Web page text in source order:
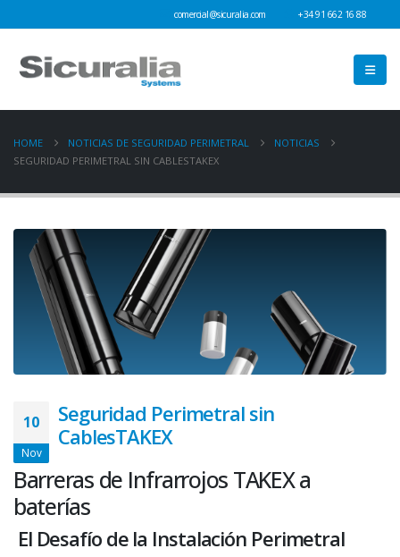
comercial@sicuralia.com +34 91 662 16 88
HOME NOTICIAS DE SEGURIDAD PERIMETRAL
NOTICIAS
SEGURIDAD PERIMETRAL SIN CABLESTAKEX
10
Nov
Seguridad Perimetral sin
CablesTAKEX
Barreras de Infrarrojos TAKEX a
baterías
El Desafío de la Instalación Perimetral